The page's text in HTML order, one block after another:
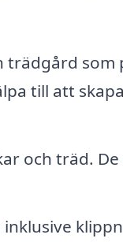
trädgård som
till att
och träd.